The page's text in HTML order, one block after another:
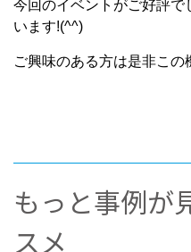
今回のイベントがご好評で
います!(^^)
ご興味のある方は是非この
もっと事例が
スメ